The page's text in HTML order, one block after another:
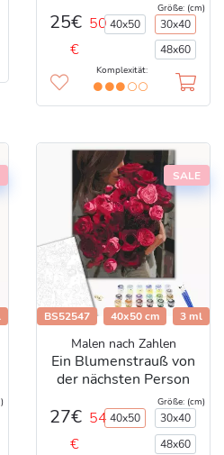
25€ 50
€
Größe: (cm)
40x50
30x40
48x60
Komplexität:
SALE
BS52547 40x50 cm 3 ml
Malen nach Zahlen
Ein Blumenstrauß von
der nächsten Person
27€ 54
€
Größe: (cm)
40x50
30x40
48x60